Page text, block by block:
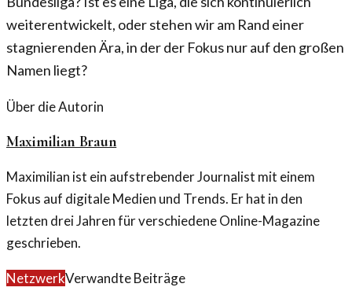
weiterentwickelt, oder stehen wir am Rand einer
stagnierenden Ära, in der der Fokus nur auf den großen
Namen liegt?
Über die Autorin
Maximilian Braun
Maximilian ist ein aufstrebender Journalist mit einem
Fokus auf digitale Medien und Trends. Er hat in den
letzten drei Jahren für verschiedene Online-Magazine
geschrieben.
NetzwerkVerwandte Beiträge